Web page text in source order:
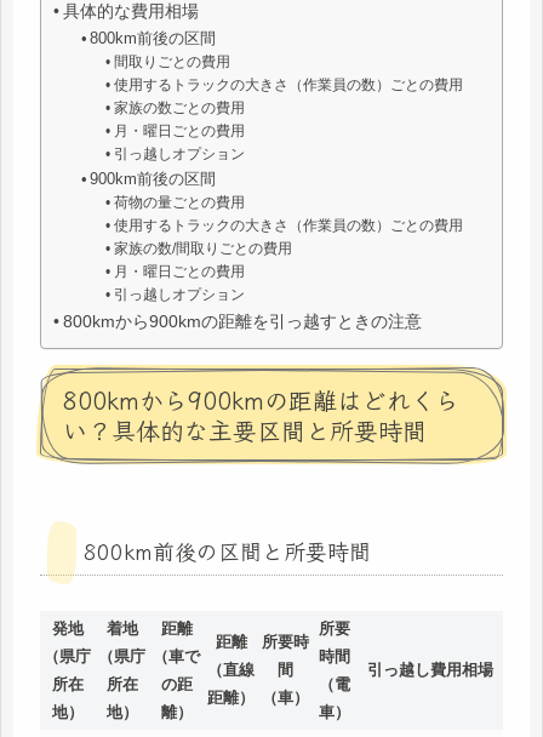
具体的な費用相場
800km前後の区間
間取りごとの費用
使用するトラックの大きさ（作業員の数）ごとの費用
家族の数ごとの費用
月・曜日ごとの費用
引っ越しオプション
900km前後の区間
荷物の量ごとの費用
使用するトラックの大きさ（作業員の数）ごとの費用
家族の数/間取りごとの費用
月・曜日ごとの費用
引っ越しオプション
800kmから900kmの距離を引っ越すときの注意
800kmから900kmの距離はどれくら
い？具体的な主要区間と所要時間
800km前後の区間と所要時間
発地
（県庁
所在
地）
着地
（県庁
所在
地）
距離
（車で
の距
離）
距離
（直線
距離）
所要時
間
（車）
所要
時間
（電
車）
引っ越し費用相場